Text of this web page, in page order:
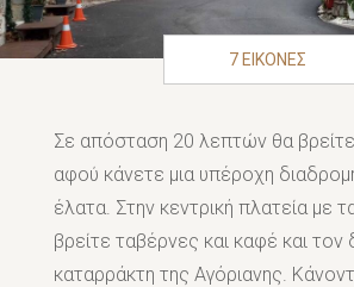
7 ΕΙΚΟΝΕΣ
Σε απόσταση 20 λεπτών θα βρείτε
αφού κάνετε μια υπέροχη
έλατα. Στην κεντρική πλατεία με
βρείτε ταβέρνες και καφέ και τον
καταρράκτη της Αγόριανης.